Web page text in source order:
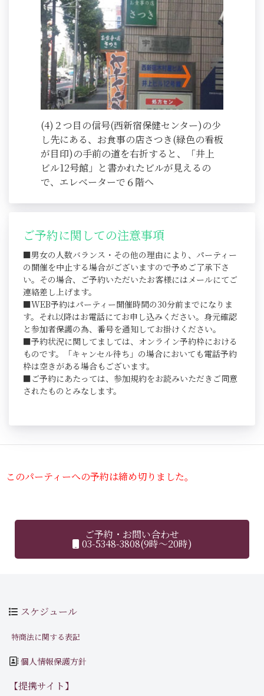
(4)２つ目の信号(西新宿保健センター)の少
し先にある、お食事の店さつき(緑色の看板
が目印)の手前の道を右折すると、「井上
ビル12号館」と書かれたビルが見えるの
で、エレベーターで６階へ
ご予約に関しての注意事項
■男女の人数バランス・その他の理由により、パーティー
の開催を中止する場合がございますので予めご了承下さ
い。その場合、ご予約いただいたお客様にはメールにてご
連絡差し上げます。
■WEB予約はパーティー開催時間の30分前までになりま
す。それ以降はお電話にてお申し込みください。身元確認
と参加者保護の為、番号を通知してお掛けください。
■予約状況に関してましては、オンライン予約枠における
ものです。「キャンセル待ち」の場合においても電話予約
枠は空きがある場合もございます。
■ご予約にあたっては、参加規約をお読みいただきご同意
されたものとみなします。
このパーティーへの予約は締め切りました。
ご予約・お問い合わせ
03-5348-3808(9時～20時)
スケジュール
特商法に関する表記
個人情報保護方針
【提携サイト】